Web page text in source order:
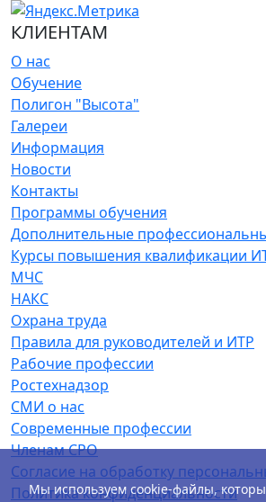
КЛИЕНТАМ
О нас
Обучение
Полигон "Высота"
Галереи
Информация
Новости
Контакты
Программы обучения
Дополнительные
Курсы повышения квалификации
МЧС
НАКС
Охрана труда
Правила для руководителей и ИТР
Рабочие профессии
Ростехнадзор
СМИ о нас
Современные профессии
Членам СРО
Согласие на обработку
Политика конфиденциальности
Мы используем cookie-файлы,